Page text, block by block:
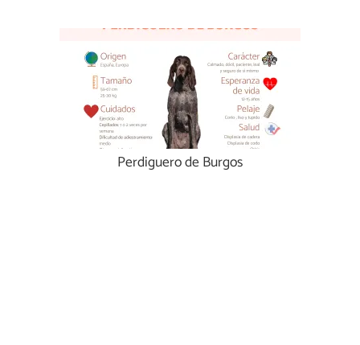
Perdiguero de Burgos